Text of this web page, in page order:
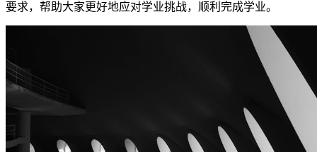
要求，帮助大家更好地应对学业挑战，顺利完成学业。